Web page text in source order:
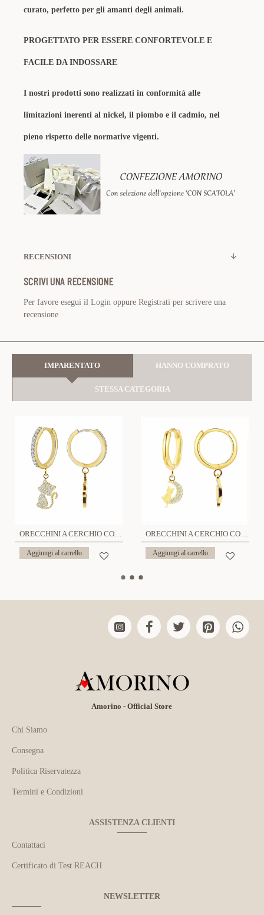
curato, perfetto per gli amanti degli animali.
PROGETTATO PER ESSERE CONFORTEVOLE E
FACILE DA INDOSSARE
I nostri prodotti sono realizzati in conformità alle
limitazioni inerenti al nickel, il piombo e il cadmio, nel
pieno rispetto delle normative vigenti.
RECENSIONI
SCRIVI UNA RECENSIONE
Per favore esegui il Login oppure Registrati per scrivere una
recensione
IMPARENTATO HANNO COMPRATO
STESSA CATEGORIA
ORECCHINI A CERCHIO CON GATTO ZIRCONIA - JN24784A878
Aggiungi al carrello
ORECCHINI A CERCHIO CON GATTO SULLA LUNA CON ZIRCONIA - JN24504A891
Aggiungi al carrello
Amorino - Official Store
Chi Siamo
Consegna
Politica Riservatezza
Termini e Condizioni
ASSISTENZA CLIENTI
Contattaci
Certificato di Test REACH
NEWSLETTER